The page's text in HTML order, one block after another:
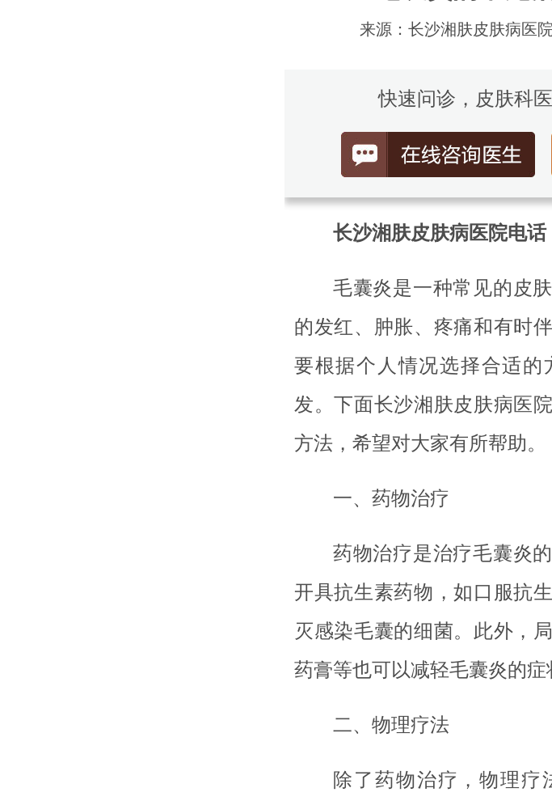
来源：长沙湘肤皮肤病医
快速问诊，皮肤科
长沙湘肤皮肤病医院电话
毛囊炎是一种常见的皮
的发红、肿胀、疼痛和有时
要根据个人情况选择合适的
发。下面长沙湘肤皮肤病医
方法，希望对大家有所帮助。
一、药物治疗
药物治疗是治疗毛囊炎
开具抗生素药物，如口服抗
灭感染毛囊的细菌。此外，
药膏等也可以减轻毛囊炎的症
二、物理疗法
除了药物治疗，物理疗